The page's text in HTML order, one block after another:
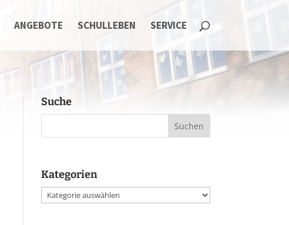
ANGEBOTE SCHULLEBEN SERVICE
Suche
Kategorien
Kategorien